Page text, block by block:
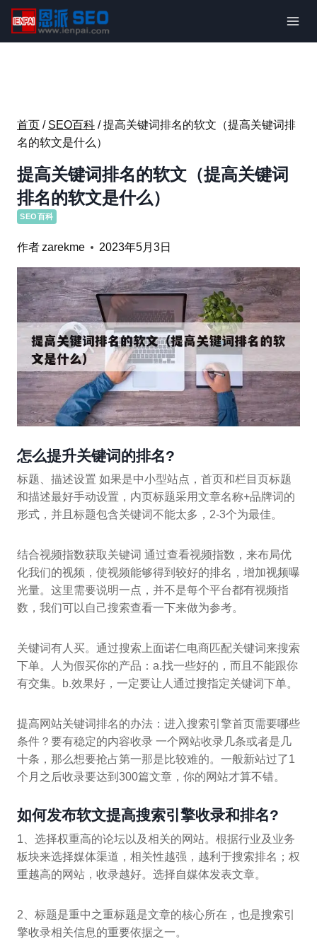
内
首页 / SEO百科 / 提高关键词排名的软文（提高关键词排
名的软文是什么）
提高关键词排名的软文（提高关键词
排名的软文是什么）
SEO百科
作者zarekme 2023年5月3日
怎么提升关键词的排名?
标题、描述设置 如果是中小型站点，首页和栏目页标题
和描述最好手动设置，内页标题采用文章名称+品牌词的
形式，并且标题包含关键词不能太多，2-3个为最佳。
结合视频指数获取关键词 通过查看视频指数，来布局优
化我们的视频，使视频能够得到较好的排名，增加视频曝
光量。这里需要说明一点，并不是每个平台都有视频指
数，我们可以自己搜索查看一下来做为参考。
关键词有人买。通过搜索上面诺仁电商匹配关键词来搜索
下单。人为假买你的产品：a.找一些好的，而且不能跟你
有交集。b.效果好，一定要让人通过搜指定关键词下单。
提高网站关键词排名的办法：进入搜索引擎首页需要哪些
条件？要有稳定的内容收录 一个网站收录几条或者是几
十条，那么想要抢占第一那是比较难的。一般新站过了1
个月之后收录要达到300篇文章，你的网站才算不错。
如何发布软文提高搜索引擎收录和排名?
1、选择权重高的论坛以及相关的网站。根据行业及业务
板块来选择媒体渠道，相关性越强，越利于搜索排名；权
重越高的网站，收录越好。选择自媒体发表文章。
2、标题是重中之重标题是文章的核心所在，也是搜索引
擎收录相关信息的重要依据之一。